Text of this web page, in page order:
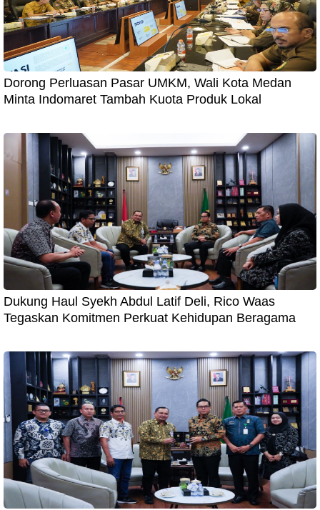
Dorong Perluasan Pasar UMKM, Wali Kota Medan
Minta Indomaret Tambah Kuota Produk Lokal
Dukung Haul Syekh Abdul Latif Deli, Rico Waas
Tegaskan Komitmen Perkuat Kehidupan Beragama